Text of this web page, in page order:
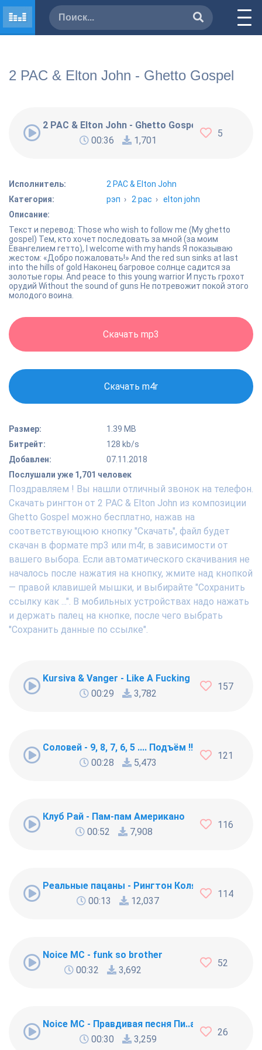
2 PAC & Elton John - Ghetto Gospel
2 PAC & Elton John - Ghetto Gospel
00:36
1,701
5
Исполнитель:
2 PAC & Elton John
Категория:
рэп › 2 pac ›elton john
Описание:
Текст и перевод: Those who wish to follow me (My ghetto
gospel) Тем, кто хочет последовать за мной (за моим
Евангелием гетто), I welcome with my hands Я показываю
жестом: «Добро пожаловать!» And the red sun sinks at last
into the hills of gold Наконец багровое солнце садится за
золотые горы. And peace to this young warrior И пусть грохот
орудий Without the sound of guns Не потревожит покой этого
молодого воина.
Скачать mp3
Скачать m4r
Размер:
1.39 MB
Битрейт:
128 kb/s
Добавлен:
07.11.2018
Послушали уже 1,701 человек
Поздравляем ! Вы нашли отличный звонок на телефон.
Скачать рингтон от 2 PAC & Elton John из композиции
Ghetto Gospel можно бесплатно, нажав на
соответствующюю кнопку "Скачать", файл будет
скачан в формате mp3 или m4r, в зависимости от
вашего выбора. Если автоматического скачивания не
началось после нажатия на кнопку, жмите над кнопкой
— правой клавишей мышки, и выбирайте "Сохранить
ссылку как ...". В мобильных устройствах надо нажать
и держать палец на кнопке, после чего выбрать
"Сохранить данные по ссылке".
Kursiva & Vanger - Like A Fucking Newbie
00:29
3,782
157
Соловей - 9, 8, 7, 6, 5 .... Подъём !!!
00:28
5,473
121
Клуб Рай - Пам-пам Американо
00:52
7,908
116
Реальные пацаны - Рингтон Коляна
00:13
12,037
114
Noice MC - funk so brother
00:32
3,692
52
Noice MC - Правдивая песня Пи..абола
00:30
3,259
26